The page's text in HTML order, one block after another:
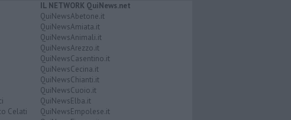
Celati
IL NETWORK QuiNews.net
QuiNewsAbetone.it
QuiNewsAmiata.it
QuiNewsAnimali.it
QuiNewsArezzo.it
QuiNewsCasentino.it
QuiNewsCecina.it
QuiNewsChianti.it
QuiNewsCuoio.it
QuiNewsElba.it
QuiNewsEmpolese.it